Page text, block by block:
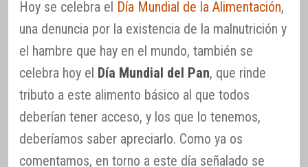
Hoy se celebra el Día Mundial de la Alimentación,
una denuncia por la existencia de la malnutrición y
el hambre que hay en el mundo, también se
celebra hoy el Día Mundial del Pan, que rinde
tributo a este alimento básico al que todos
deberían tener acceso, y los que lo tenemos,
deberíamos saber apreciarlo. Como ya os
comentamos, en torno a este día señalado se